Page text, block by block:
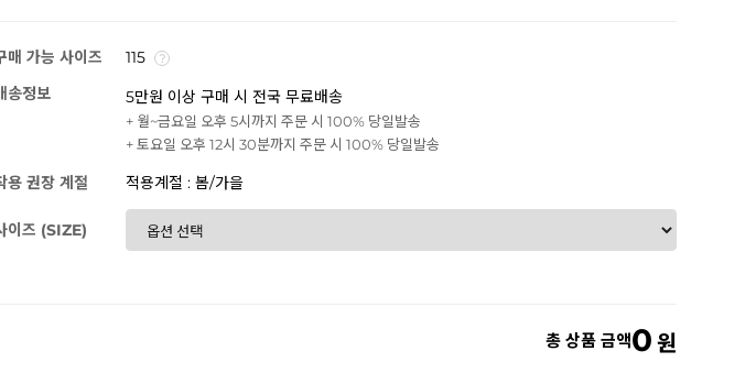
매 가능 사이즈
115
송정보
5만원 이상 구매 시 전국 무료배송
+ 월~금요일 오후 5시까지 주문 시 100% 당일발송
+ 토요일 오후 12시 30분까지 주문 시 100% 당일발송
용 권장 계절 적용계절 : 봄/가을
이즈 (SIZE)
총 상품 금액0 원